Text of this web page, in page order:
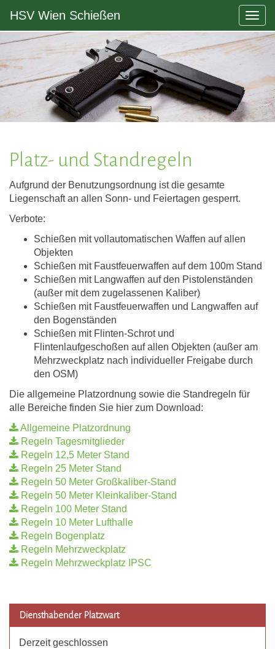
HSV Wien Schießen
Platz- und Standregeln
Aufgrund der Benutzungsordnung ist die gesamte
Liegenschaft an allen Sonn- und Feiertagen gesperrt.
Verbote:
Schießen mit vollautomatischen Waffen auf allen
Objekten
Schießen mit Faustfeuerwaffen auf dem 100m Stand
Schießen mit Langwaffen auf den Pistolenständen
(außer mit dem zugelassenen Kaliber)
Schießen mit Faustfeuerwaffen und Langwaffen auf
den Bogenständen
Schießen mit Flinten-Schrot und
Flintenlaufgeschoßen auf allen Objekten (außer am
Mehrzweckplatz nach individueller Freigabe durch
den OSM)
Die allgemeine Platzordnung sowie die Standregeln für
alle Bereiche finden Sie hier zum Download:
Allgemeine Platzordnung
Regeln Tagesmitglieder
Regeln 12,5 Meter Stand
Regeln 25 Meter Stand
Regeln 50 Meter Großkaliber-Stand
Regeln 50 Meter Kleinkaliber-Stand
Regeln 100 Meter Stand
Regeln 10 Meter Lufthalle
Regeln Bogenplatz
Regeln Mehrzweckplatz
Regeln Mehrzweckplatz IPSC
Diensthabender Platzwart
Derzeit geschlossen